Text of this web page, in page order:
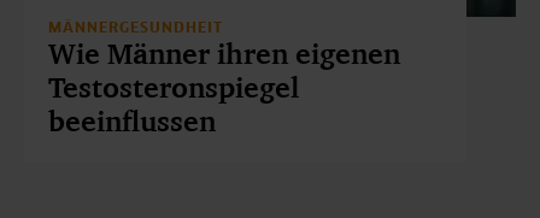
MÄNNERGESUNDHEIT
Wie Männer ihren eigenen
Testosteronspiegel
beeinflussen